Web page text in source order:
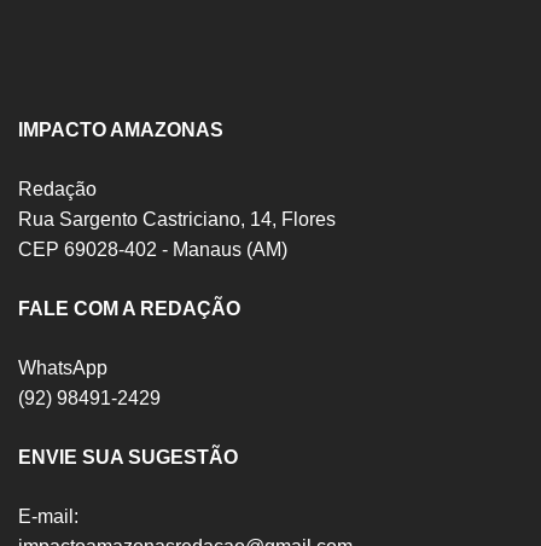
IMPACTO AMAZONAS
Redação
Rua Sargento Castriciano, 14, Flores
CEP 69028-402 - Manaus (AM)
FALE COM A REDAÇÃO
WhatsApp
(92) 98491-2429
ENVIE SUA SUGESTÃO
E-mail: